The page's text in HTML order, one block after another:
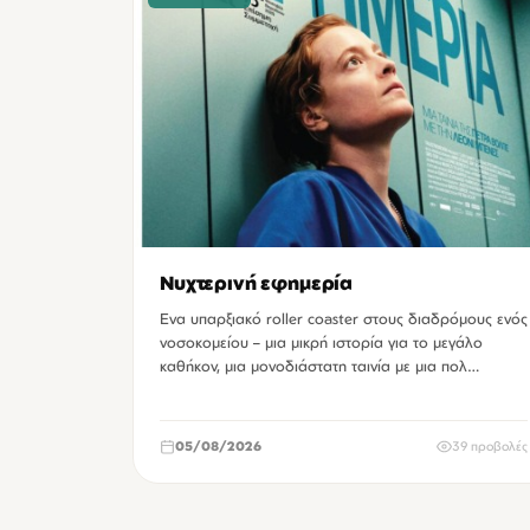
Νυχτερινή εφημερία
Ενα υπαρξιακό roller coaster στους διαδρόμους ενός
νοσοκομείου – μια μικρή ιστορία για το μεγάλο
καθήκον, μια μονοδιάστατη ταινία με μια πολ…
05/08/2026 39 προβολές